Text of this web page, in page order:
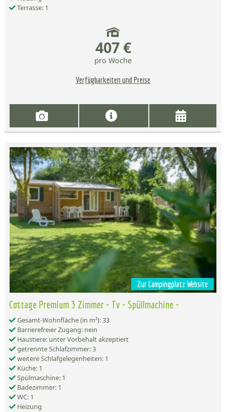
Terrasse: 1
407 €
pro Woche
Verfügbarkeiten und Preise
Zur Campingplatz Website
Cottage Premium 3 Zimmer - Tv - Spüllmachine -
Gesamt-Wohnfläche (in m²): 33
Barrierefreier Zugang: nein
Haustiere: unter Vorbehalt akzeptiert
getrennte Schlafzimmer: 3
weitere Schlafgelegenheiten: 1
Küche: 1
Spülmaschine: 1
Badezimmer: 1
WC: 1
Heizung